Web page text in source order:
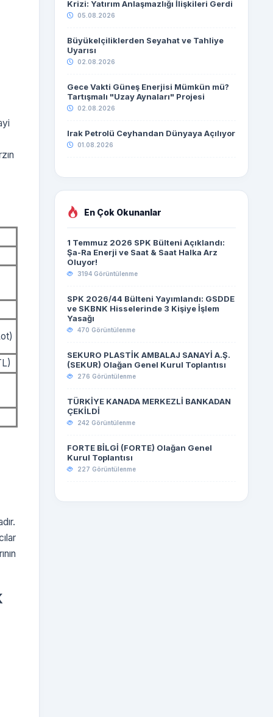
Krizi: Yatırım Anlaşmazlığı İlişkileri Gerdi
05.08.2026
Büyükelçiliklerden Seyahat ve Tahliye
Uyarısı
02.08.2026
Gece Vakti Güneş Enerjisi Mümkün mü?
Tartışmalı "Uzay Aynaları" Projesi
02.08.2026
Irak Petrolü Ceyhandan Dünyaya Açılıyor
01.08.2026
En Çok Okunanlar
1 Temmuz 2026 SPK Bülteni Açıklandı:
Şa-Ra Enerji ve Saat & Saat Halka Arz
Oluyor!
3194 Görüntülenme
SPK 2026/44 Bülteni Yayımlandı: GSDDE
ve SKBNK Hisselerinde 3 Kişiye İşlem
Yasağı
470 Görüntülenme
SEKURO PLASTİK AMBALAJ SANAYİ A.Ş.
(SEKUR) Olağan Genel Kurul Toplantısı
276 Görüntülenme
TÜRKİYE KANADA MERKEZLİ BANKADAN
ÇEKİLDİ
242 Görüntülenme
FORTE BİLGİ (FORTE) Olağan Genel
Kurul Toplantısı
227 Görüntülenme